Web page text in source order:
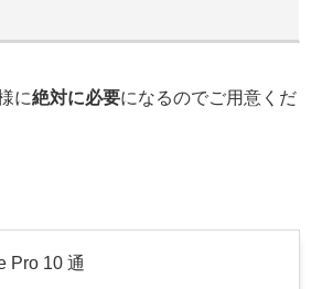
に絶対に必要になるのでご用意くだ
Pro 10 通